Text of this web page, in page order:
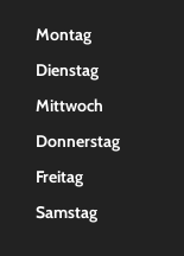
Montag
Dienstag
Mittwoch
Donnerstag
Freitag
Samstag